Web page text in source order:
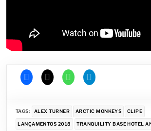
TAGS: ALEX TURNER ARCTIC MONKEYS CLIPE
LANÇAMENTOS 2018 TRANQUILITY BASE HOTEL